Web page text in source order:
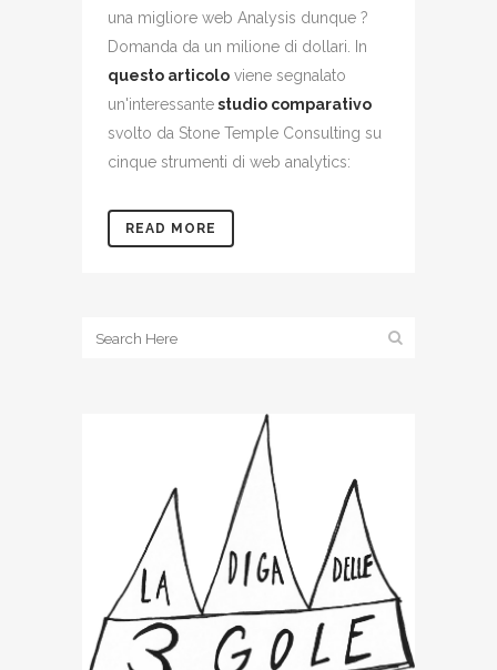
una migliore web Analysis dunque ?
Domanda da un milione di dollari. In
questo articolo viene segnalato
un'interessantestudio comparativo
svolto da Stone Temple Consulting su
cinque strumenti di web analytics:
READ MORE